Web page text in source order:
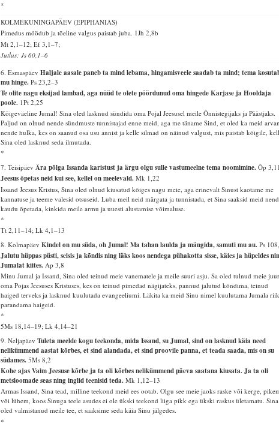
*
KOLMEKUNINGAPÄEV (EPIPHANIAS)
Pimedus möödub ja tõeline valgus paistab juba. 1Jh 2,8b
Mt 2,1–12; Ef 3,1–7;
Jutlus: Js 60,1–6
6. EsmaspäevHaljale aasale paneb ta mind lebama, hingamisveele saadab ta mind; tema
mu hinge.Ps 23,2–3
Te olite nagu eksijad lambad, aga nüüd te olete pöördunud oma hingede Karjase ja Hooldaja
poole. 1Pt 2,25
Kõigeväeline Jumal! Sina oled lasknud sündida oma Pojal Jeesusel meile Õnnistegijaks ja Päästjaks.
Paljud on olnud nende sündmuste tunnistajad enne meid, aga me täname Sind, et oled ka meid
nende hulka, kes on saanud osa usu annist ja kelle silmad on näinud valgust, mis paistab kõigile,
Sina oled lasknud seda ilmutada.
*
7. TeisipäevÄra põlga Issanda karistust ja ärgu olgu sulle vastumeelne tema noomimine.Õp 3,11
Jeesus õpetas neid kui see, kellel on meelevald.Mk 1,22
Issand Jeesus Kristus, Sina oled olnud kiusatud kõiges nagu meie, aga erinevalt Sinust kaotame me
kannatuse ja teeme valesid otsuseid. Luba meil neid märgata ja tunnistada, et Sina saaksid meid
kaudu õpetada, kinkida meile armu ja uuesti alustamise võimaluse.
*
Tt 2,11–14; Lk 4,1–13
8. KolmapäevKindel on mu süda, oh Jumal! Ma tahan laulda ja mängida, samuti mu au.Ps
Jalutu hüppas püsti, seisis ja kõndis ning läks koos nendega pühakotta sisse, käies ja hüpeldes
Jumalat kiites.Ap 3,8
Minu Jumal ja Issand, Sina oled teinud meie vanematele ja meile suuri asju. Sa oled tulnud meie
oma Pojas Jeesuses Kristuses, kes on teinud pimedad nägijateks, pannud jalutud kõndima, teinud
haiged terveks ja lasknud kuulutada evangeeliumi. Läkita ka meid Sinu nimel kuulutama Jumala
parandama haigeid.
*
5Ms 18,14–19; Lk 4,14–21
9. NeljapäevTuleta meelde kogu teekonda, mida Issand, su Jumal, sind on lasknud käia need
nelikümmend aastat kõrbes, et sind alandada, et sind proovile panna, et teada saada, mis on su
südames.5Ms 8,2
Kohe ajas Vaim Jeesuse kõrbe ja ta oli kõrbes nelikümmend päeva saatana kiusata. Ja ta oli
metsloomade seas ning inglid teenisid teda.Mk 1,12–13
Armas Issand, Sina tead, milline teekond meid ees ootab. Olgu see meie jaoks raske või kerge,
või lühem, koos Sinuga teele asudes ei ole ükski teekond liiga pikk ega ükski raskus ületamatu. Sina
oled valmistanud meile tee, et saaksime seda käia Sinu jälgedes.